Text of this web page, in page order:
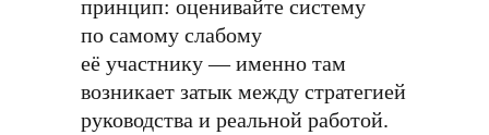
принцип: оценивайте систему
по самому слабому
её участнику — именно там
возникает затык между стратегией
руководства и реальной работой.